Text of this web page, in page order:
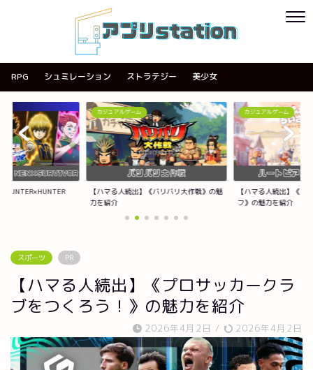
RPG シュミレーション ストラテジー 美少女
バリバリ大作戦》の魅
カジュアルゲーム
【ハマる人続出】《ハートピアスローライ
フ》の魅力を紹介
カジュアルゲーム
【ハマる人続出】《
紹介
スポーツ PR
【ハマる人続出】《プロサッカークラ
ブをつくろう！》の魅力を紹介
2026年4月2日 / 2026年4月2日